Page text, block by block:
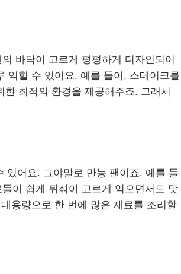
바닥이 고르게 평평하게 디자인되어
익힐 수 있어요. 예를 들어, 스테이크를
최적의 환경을 제공해주죠. 그래서
있어요. 그야말로 만능 팬이죠. 예를 들
이 쉽게 뒤섞여 고르게 익으면서도 맛
용량으로 한 번에 많은 재료를 조리할